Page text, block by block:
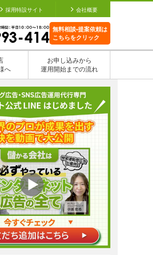
採用特設サイト 会社概要
無料相談•提案依頼は
こちらをクリック
へ
お申し込みから
運用開始までの流れ